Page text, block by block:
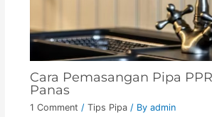
Cara Pemasangan Pipa
Panas
1 Comment / Tips Pipa/ By admin